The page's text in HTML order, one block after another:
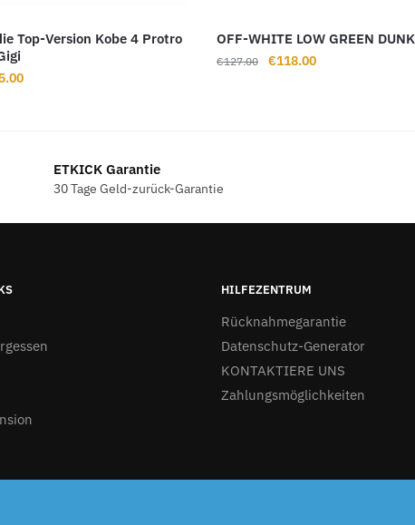
Top-Version Kobe 4 Protro
Aktueller
OFF-WHITE LOW GREEN
€127.00
Ursprünglicher
€118.00Aktueller
ETKICK Garantie
30 Tage Geld-zurück-Garantie
HILFEZENTRUM
Rücknahmegarantie
Datenschutz-Generator
KONTAKTIERE UNS
Zahlungsmöglichkeiten